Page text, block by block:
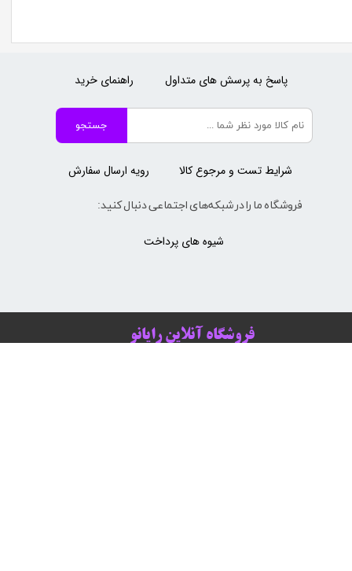
فروشگاه آنلاین رایانو
جستجو
فروشگاه ما را در شبکه‌های اجتماعی دنبال کنید:
رویه ارسال سفارش
راهنمای خرید
شیوه های پرداخت
پاسخ به پرسش های متداول
شرایط تست و مرجوع کالا